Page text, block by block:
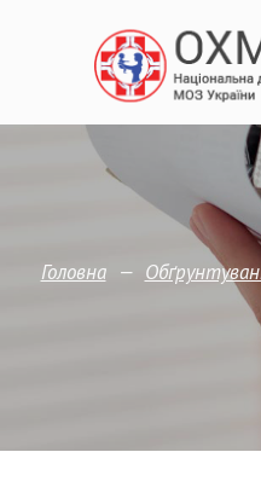
Головна —